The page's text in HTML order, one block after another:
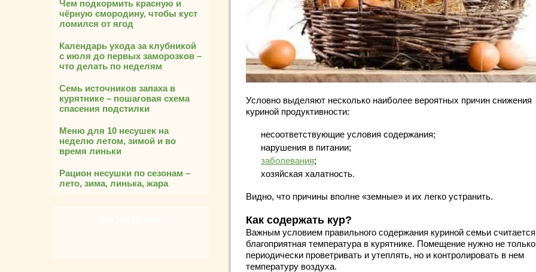
Чем подкормить красную и
чёрную смородину, чтобы куст
ломился от ягод
Календарь ухода за клубникой
с июля до первых заморозков –
что делать по неделям
Семь источников запаха в
курятнике – пошаговая схема
спасения подстилки
Меню для 10 несушек на
неделю летом, зимой и во
время линьки
Рацион несушки по сезонам –
лето, зима, линька, жара
Условно выделяют несколько наиболее вероятных причин снижения
куриной продуктивности:
несоответствующие условия содержания;
нарушения в питании;
заболевания;
хозяйская халатность.
Видно, что причины вполне «земные» и их легко устранить.
Как содержать кур?
Важным условием правильного содержания куриной семьи считается
благоприятная температура в курятнике. Помещение нужно не только
периодически проветривать и утеплять, но и контролировать в нем
температуру воздуха.